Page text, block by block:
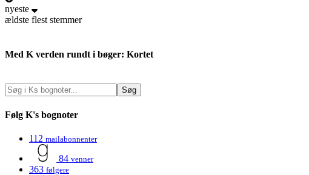
nyeste
ældste flest stemmer
Med K verden rundt i bøger: Kortet
Følg K's bognoter
112 mailabonnenter
84 venner
363 følgere